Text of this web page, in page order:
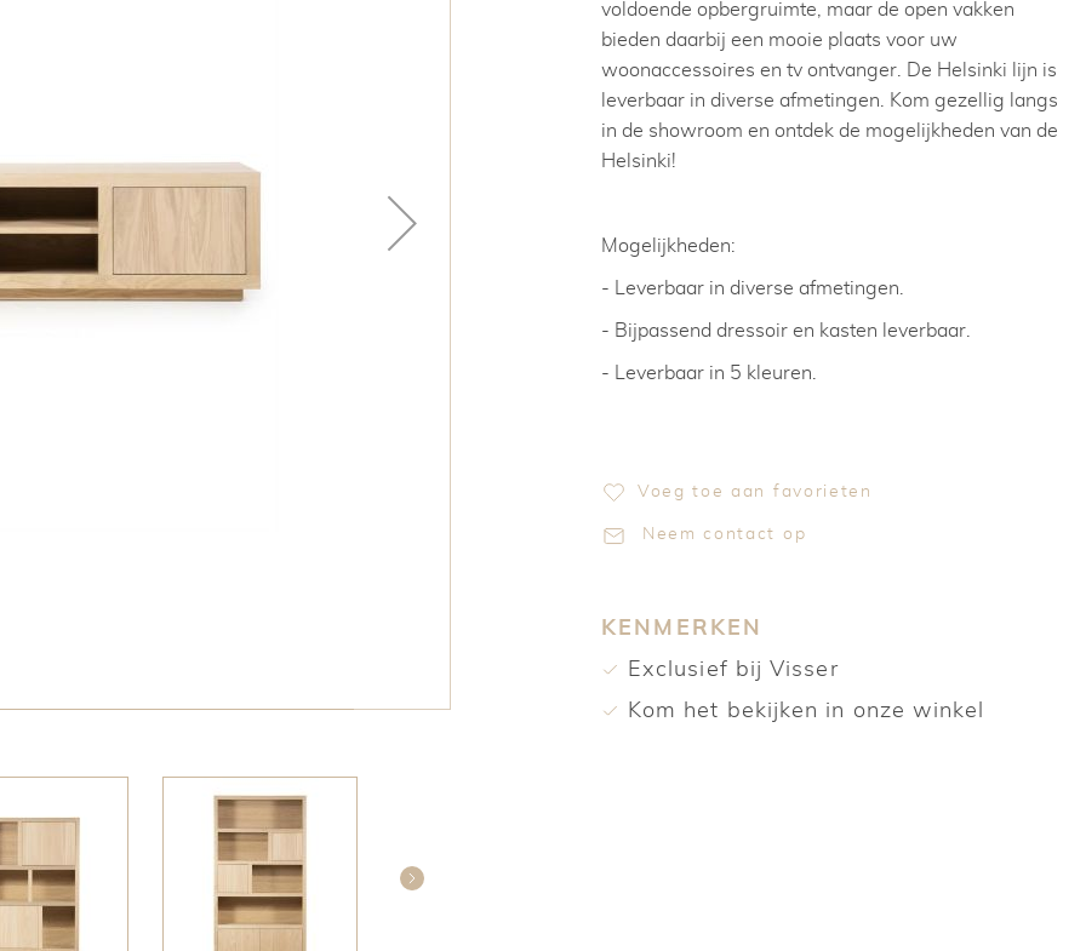
voldoende opbergruimte, maar de open vakken
bieden daarbij een mooie plaats voor uw
woonaccessoires en tv ontvanger. De Helsinki lijn is
leverbaar in diverse afmetingen. Kom gezellig langs
in de showroom en ontdek de mogelijkheden van de
Helsinki!
Mogelijkheden:
- Leverbaar in diverse afmetingen.
- Bijpassend dressoir en kasten leverbaar.
- Leverbaar in 5 kleuren.
Voeg toe aan favorieten
Neem contact op
KENMERKEN
Exclusief bij Visser
Kom het bekijken in onze winkel